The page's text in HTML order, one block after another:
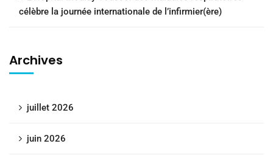
célèbre la journée internationale de l’infirmier(ère)
Archives
juillet 2026
juin 2026